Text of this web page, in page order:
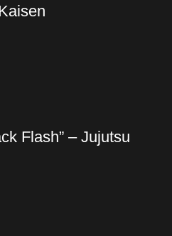
Flash” – Jujutsu